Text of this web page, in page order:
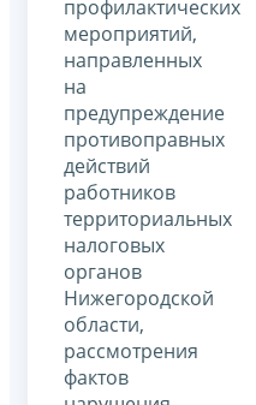
профилактических
мероприятий,
направленных
на
предупреждение
противоправных
действий
работников
территориальных
налоговых
органов
Нижегородской
области,
рассмотрения
фактов